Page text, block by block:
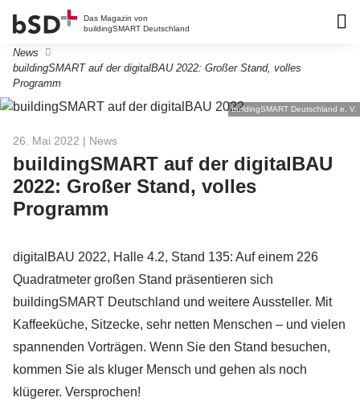
Das Magazin von
buildingSMART Deutschland
News
buildingSMART auf der digitalBAU 2022: Großer Stand, volles
Programm
buildingSMART Deutschland e. V.
26. Mai 2022 | News
buildingSMART auf der digitalBAU
2022: Großer Stand, volles
Programm
digitalBAU 2022, Halle 4.2, Stand 135: Auf einem 226
Quadratmeter großen Stand präsentieren sich
buildingSMART Deutschland und weitere Aussteller. Mit
Kaffeeküche, Sitzecke, sehr netten Menschen – und vielen
spannenden Vorträgen. Wenn Sie den Stand besuchen,
kommen Sie als kluger Mensch und gehen als noch
klügerer. Versprochen!